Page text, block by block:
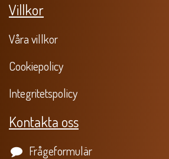
Villkor
Våra villkor
​Cookiepolicy
Integritetspolicy
Kontakta oss
Frågeformulär